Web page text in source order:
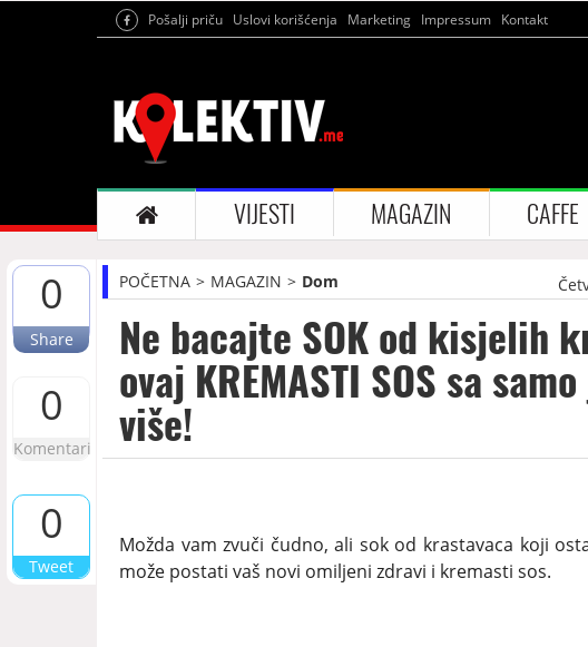
Pošalji priču Uslovi korišćenja Marketing Impressum Kontakt
VIJESTI MAGAZIN CAFFE
0
Share
0
Komentari
0
Tweet
POČETNA MAGAZIN Dom
Ne bacajte SOK od kisjelih
ovaj KREMASTI SOS sa
više!
Možda vam zvuči čudno, ali sok od krastavaca koji
može postati vaš novi omiljeni zdravi i kremasti sos.